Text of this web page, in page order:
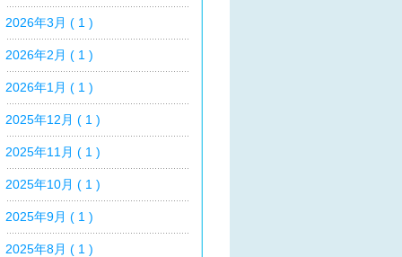
2026年3月 ( 1 )
2026年2月 ( 1 )
2026年1月 ( 1 )
2025年12月 ( 1 )
2025年11月 ( 1 )
2025年10月 ( 1 )
2025年9月 ( 1 )
2025年8月 ( 1 )